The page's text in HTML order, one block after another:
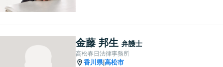
とりに合ったサポートを心が
けています。【夜間・休日相
談可能】【オンライン出張相
金藤 邦生 弁護士
高松春日法律事務所
香川県|高松市